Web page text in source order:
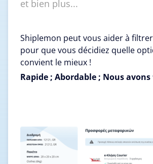
et bien plus...
Shiplemon peut vous aider à
pour que vous décidiez quelle
convient le mieux !
Rapide ; Abordable ; Nous